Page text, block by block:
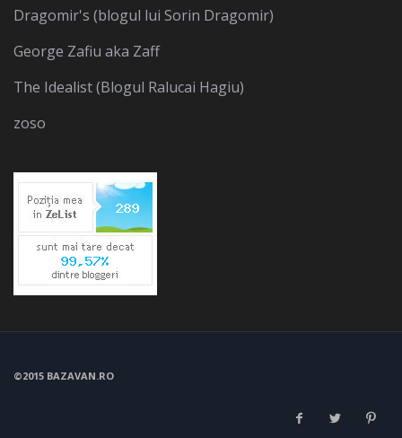
Dragomir's (blogul lui Sorin Dragomir)
George Zafiu aka Zaff
The Idealist (Blogul Ralucai Hagiu)
zoso
©2015 BAZAVAN.RO